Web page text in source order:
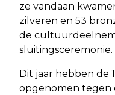
ze vandaan
zilveren en 53
de
sluitingsceremonie.
Dit jaar hebben de
opgenomen tegen